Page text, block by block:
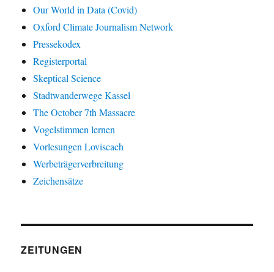
Our World in Data (Covid)
Oxford Climate Journalism Network
Pressekodex
Registerportal
Skeptical Science
Stadtwanderwege Kassel
The October 7th Massacre
Vogelstimmen lernen
Vorlesungen Loviscach
Werbeträgerverbreitung
Zeichensätze
ZEITUNGEN